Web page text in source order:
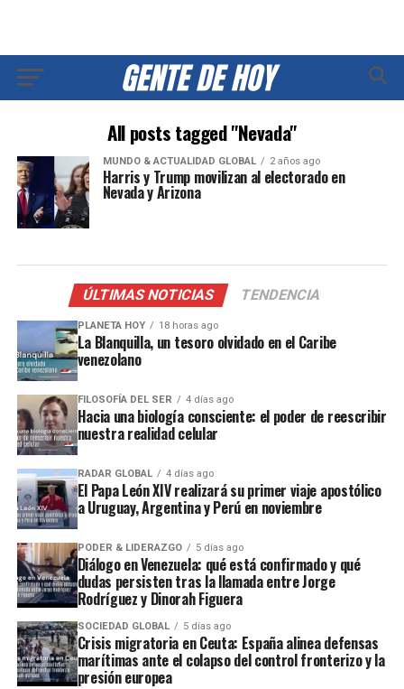
All posts tagged "Nevada"
MUNDO & ACTUALIDAD GLOBAL 2 años ago
Harris y Trump movilizan al electorado en
Nevada y Arizona
ÚLTIMAS NOTICIAS TENDENCIA
PLANETA HOY 18 horas ago
La Blanquilla, un tesoro olvidado en el Caribe
venezolano
FILOSOFÍA DEL SER 4 días ago
Hacia una biología consciente: el poder de reescribir
nuestra realidad celular
RADAR GLOBAL 4 días ago
El Papa León XIV realizará su primer viaje apostólico
a Uruguay, Argentina y Perú en noviembre
PODER & LIDERAZGO 5 días ago
Diálogo en Venezuela: qué está confirmado y qué
dudas persisten tras la llamada entre Jorge
Rodríguez y Dinorah Figuera
SOCIEDAD GLOBAL 5 días ago
Crisis migratoria en Ceuta: España alinea defensas
marítimas ante el colapso del control fronterizo y la
presión europea